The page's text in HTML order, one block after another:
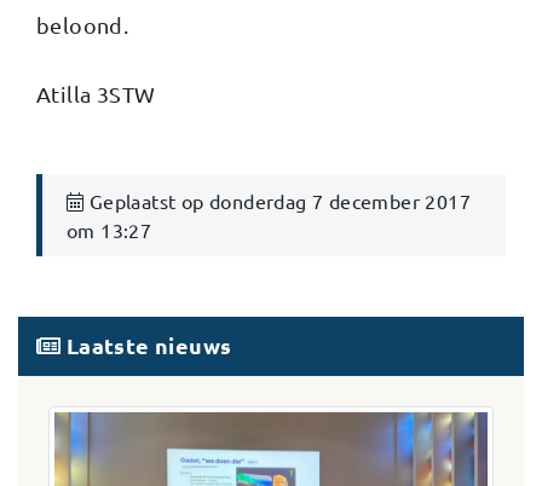
beloond.
Atilla 3STW
Geplaatst op donderdag 7 december 2017
om 13:27
Laatste nieuws